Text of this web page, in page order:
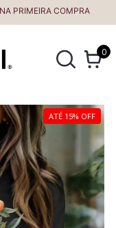
COMPRA
0
ATÉ 15% OFF